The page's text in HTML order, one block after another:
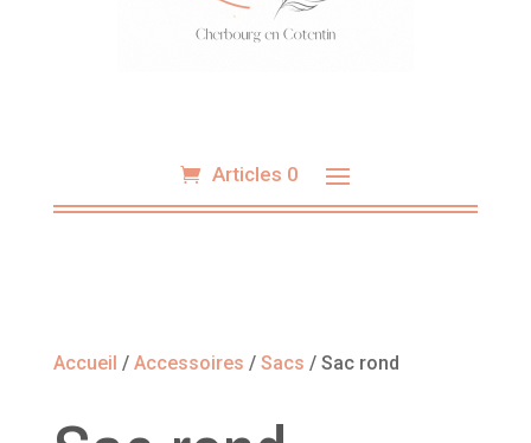
Articles 0
Accueil / Accessoires / Sacs / Sac rond